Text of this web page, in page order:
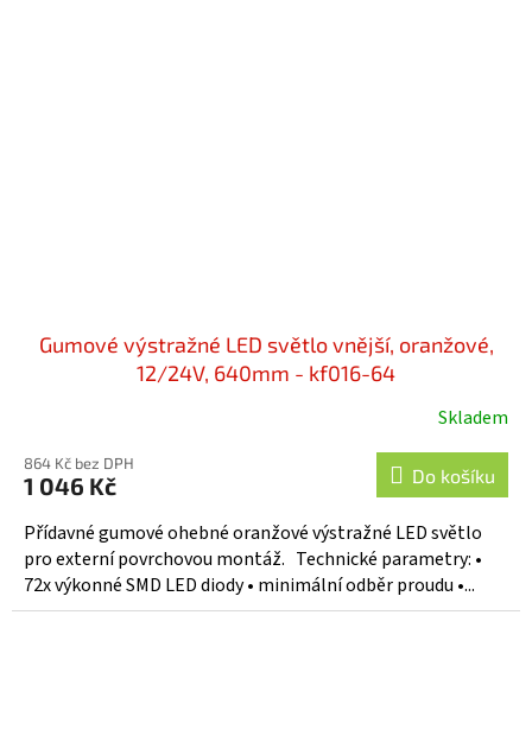
Gumové výstražné LED světlo vnější, oranžové,
12/24V, 640mm - kf016-64
Skladem
864 Kč bez DPH
1 046 Kč Do košíku
Přídavné gumové ohebné oranžové výstražné LED světlo
pro externí povrchovou montáž. Technické parametry: •
72x výkonné SMD LED diody • minimální odběr proudu •...